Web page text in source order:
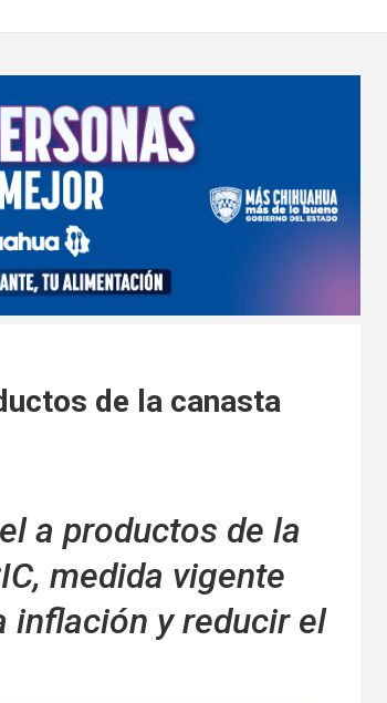
de la canasta
a productos de la
medida vigente
inflación y reducir el